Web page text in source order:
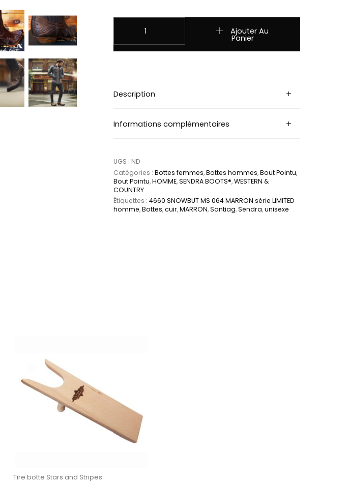
Ajouter Au
Panier
Description
Informations complémentaires
UGS : ND
Catégories : Bottes femmes,Bottes hommes,Bout Pointu,
Bout Pointu,HOMME,SENDRA BOOTS®,WESTERN &
COUNTRY
Étiquettes : 4660 SNOWBUT MS 064 MARRON série LIMITED
homme,Bottes,cuir,MARRON,Santiag,Sendra,unisexe
Tire botte Stars and Stripes